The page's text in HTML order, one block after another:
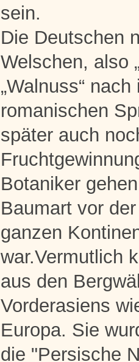
sein.
Die Deutschen
Welschen, also
„Walnuss“
romanischen
später auch
Botaniker
Baumart vor
ganzen
war.Vermutlich
aus den
Vorderasiens
Europa. Sie
die "Persische